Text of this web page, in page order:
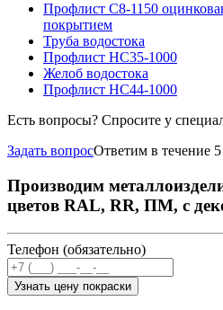
Профлист С8-1150
покрытием
Труба водостока
Профлист НС35-1000
Желоб водостока
Профлист НС44-1000
Есть вопросы? Спросите у
Задать вопросОтветим в течение
Производим
цветов RAL, RR, ПМ, с
Телефон (обязательно)
Узнать цену покраски